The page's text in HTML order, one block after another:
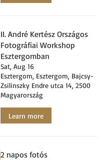
II. André Kertész Országos
Fotográfiai Workshop
Esztergomban
Sat, Aug 16
Esztergom, Esztergom, Bajcsy-
Zsilinszky Endre utca 14, 2500
Magyarország
Learn more
2 napos fotós